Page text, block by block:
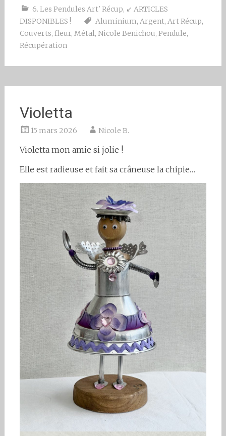
6. Les Pendules Art' Récup, ↙ ARTICLES
DISPONIBLES !
Aluminium, Argent, Art Récup,
Couverts, fleur, Métal, Nicole Benichou, Pendule,
Récupération
Violetta
15 mars 2026 Nicole B.
Violetta mon amie si jolie !
Elle est radieuse et fait sa crâneuse la chipie…